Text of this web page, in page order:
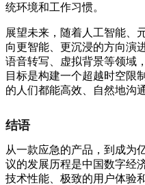
统环境和工作习惯。
展望未来，随着人工智能、
向更智能、更沉浸的方向演
语音转写、虚拟背景等领域
目标是构建一个超越时空限
的人们都能高效、自然地沟
结语
从一款应急的产品，到成为
议的发展历程是中国数字经
技术性能、极致的用户体验